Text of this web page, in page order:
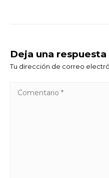
Deja una respuesta
Tu dirección de correo